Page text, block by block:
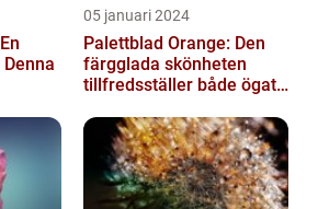
05 januari 2024
Palettblad Orange: Den
färgglada skönheten
tillfredsställer både ögat